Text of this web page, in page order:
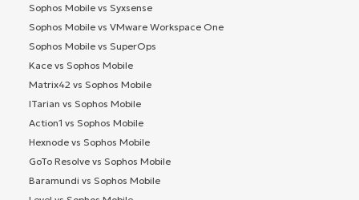
Sophos Mobile vs Syxsense
Sophos Mobile vs VMware Workspace One
Sophos Mobile vs SuperOps
Kace vs Sophos Mobile
Matrix42 vs Sophos Mobile
ITarian vs Sophos Mobile
Action1 vs Sophos Mobile
Hexnode vs Sophos Mobile
GoTo Resolve vs Sophos Mobile
Baramundi vs Sophos Mobile